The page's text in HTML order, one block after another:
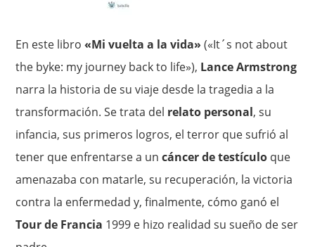
En este libro«Mi vuelta a la vida» («It´s not about
the byke: my journey back to life»), Lance Armstrong
narra la historia de su viaje desde la tragedia a la
transformación. Se trata del relato personal, su
infancia, sus primeros logros, el terror que sufrió al
tener que enfrentarse a uncáncer de testículo que
amenazaba con matarle, su recuperación, la victoria
contra la enfermedad y, finalmente, cómo ganó el
Tour de Francia 1999 e hizo realidad su sueño de ser